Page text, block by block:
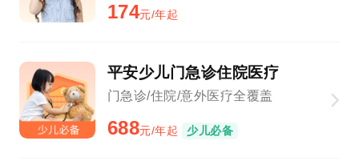
174元/年起
平安少儿门急诊住院医疗
门急诊/住院/意外医疗全覆盖
688元/年起 少儿必备